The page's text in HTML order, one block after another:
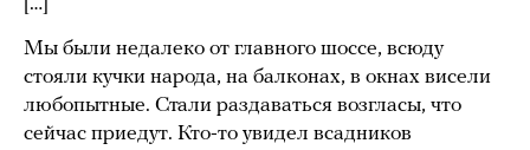
Мы были недалеко от главного шоссе, всюду
стояли кучки народа, на балконах, в окнах висели
любопытные. Стали раздаваться возгласы, что
сейчас приедут. Кто-то увидел всадников